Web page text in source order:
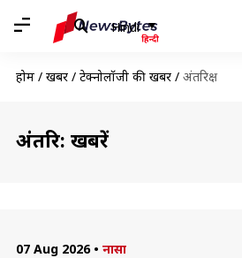
Hindi
होम / खबरें / टेक्नोलॉजी की खबरें / अंतरिक्ष
अंतरिक्ष: खबरें
07 Aug 2026 • नासा